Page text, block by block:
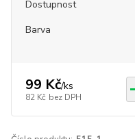
Dostupnost
Barva
99 Kč/ks
82 Kč bez DPH